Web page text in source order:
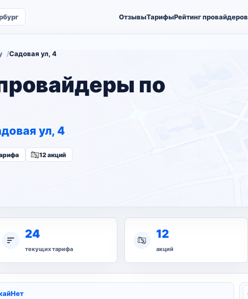
ОтзывыТарифыРейтинг провайдеров
Садовая ул, 4
по
ул, 4
12 акций
24
текущих тарифа
12
акций